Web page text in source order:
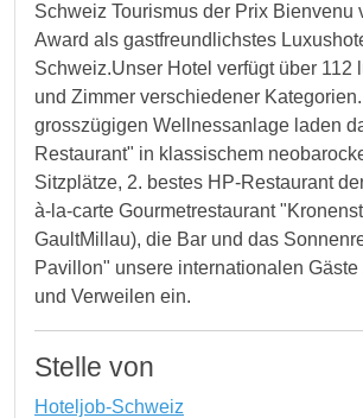
Schweiz Tourismus der Prix Bienvenu
Award als gastfreundlichstes
Schweiz.Unser Hotel verfügt über 112
und Zimmer verschiedener
grosszügigen Wellnessanlage laden
Restaurant" in klassischem
Sitzplätze, 2. bestes HP-Restaurant
à-la-carte Gourmetrestaurant
GaultMillau), die Bar und das
Pavillon" unsere internationalen Gäste
und Verweilen ein.
Stelle von
Hoteljob-Schweiz